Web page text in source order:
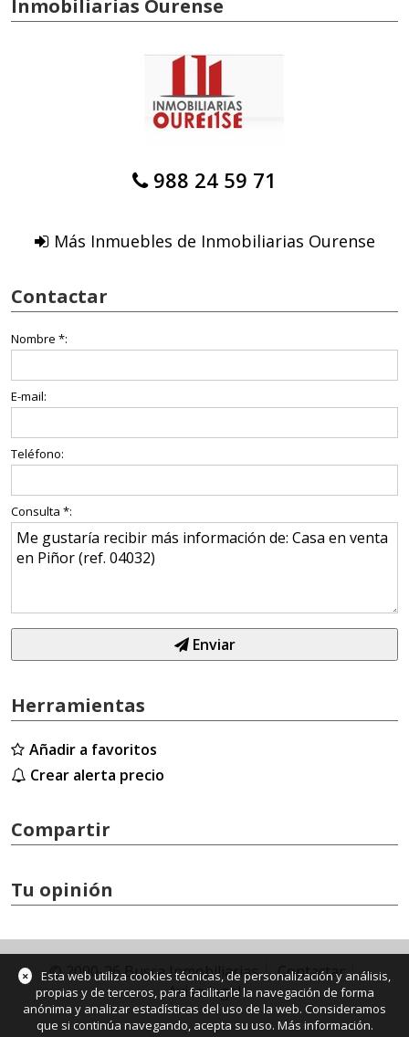
Inmobiliarias Ourense
988 24 59 71
Más Inmuebles de Inmobiliarias Ourense
Contactar
Nombre *:
E-mail:
Teléfono:
Consulta *:
Enviar
Herramientas
Añadir a favoritos
Crear alerta precio
Compartir
Tu opinión
© 2000-26 Busca Inmobiliarias
Contactar
Aviso legal
×
Esta web utiliza cookies técnicas, de personalización y análisis,
propias y de terceros, para facilitarle la navegación de forma
anónima y analizar estadísticas del uso de la web. Consideramos
que si continúa navegando, acepta su uso. Más información.